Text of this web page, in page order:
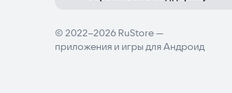
© 2022–2026 RuStore —
приложения и игры для Андроид